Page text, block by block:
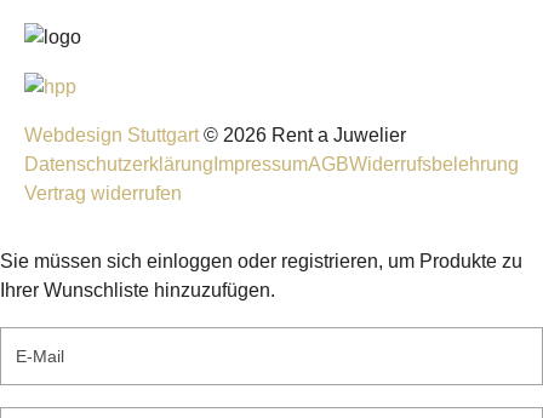
Webdesign Stuttgart © 2026 Rent a Juwelier
Datenschutzerklärung ImpressumAGBWiderrufsbelehrung
Vertrag widerrufen
Sie müssen sich einloggen oder registrieren, um Produkte zu
Ihrer Wunschliste hinzuzufügen.
E-Mail